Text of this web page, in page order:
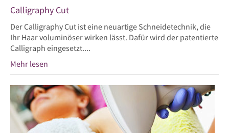
Calligraphy Cut
Der Calligraphy Cut ist eine neuartige Schneidetechnik, die
Ihr Haar voluminöser wirken lässt. Dafür wird der patentierte
Calligraph eingesetzt....
Mehr lesen